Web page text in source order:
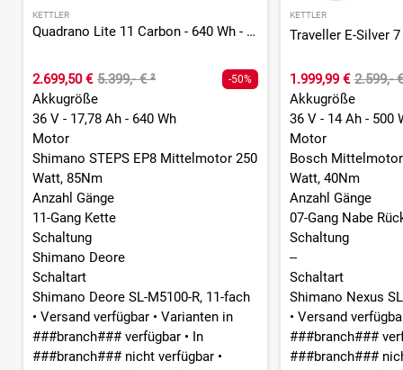
KETTLER
Quadrano Lite 11 Carbon - 640 Wh - 28 Zoll - Tiefeinsteiger
2.699,50 € 5.399,- €² -50%
Akkugröße
36 V - 17,78 Ah - 640 Wh
Motor
Shimano STEPS EP8 Mittelmotor 250
Watt, 85Nm
Anzahl Gänge
11-Gang Kette
Schaltung
Shimano Deore
Schaltart
Shimano Deore SL-M5100-R, 11-fach
• Versand verfügbar • Varianten in
###branch### verfügbar • In
###branch### nicht verfügbar •
KETTLER
1.999,99 € 2.599,-
Akkugröße
36 V - 14 Ah - 500
Motor
Bosch
Watt, 40Nm
Anzahl Gänge
07-Gang Nabe
Schaltung
--
Schaltart
Shimano Nexus
• Versand
###branch###
###branch###